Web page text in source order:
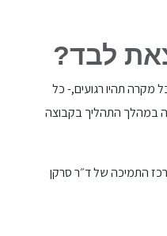
לבד?
מקרה תהיו רגועים,- כל
במהלך התהליך בקבוצה
התמיכה של ד״ר סרקן